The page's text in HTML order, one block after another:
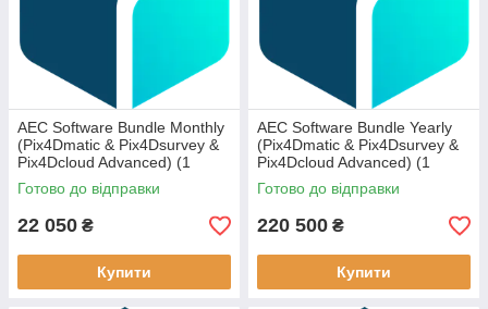
AEC Software Bundle Monthly
(Pix4Dmatic & Pix4Dsurvey &
Pix4Dcloud Advanced) (1
device)
Готово до відправки
22 050 ₴
Купити
AEC Software Bundle Yearly
(Pix4Dmatic & Pix4Dsurvey &
Pix4Dcloud Advanced) (1
device)
Готово до відправки
220 500 ₴
Купити